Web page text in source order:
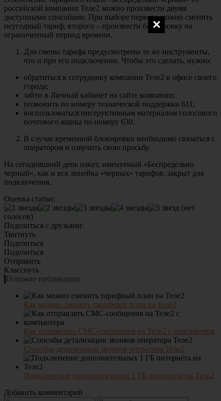
российской компании Теле2 можно произвести двумя
доступными способами. При выборе первого можно сменить
неугодный тариф, второго – произвести блокировку на
ограниченный период времени.
Для смены тарифа предусмотрены те же инструменты,
что и при его подключении. Чтобы это сделать, нужно:
обратиться к сотруднику компании Теле2 в офисе своего
города;
зайти в Личный кабинет на сайте компании;
позвонить по номеру технической поддержки 611;
воспользоваться инструктивным материалом голосового
почтового ящика по номеру 630.
В случае временной блокировки необходимо связаться с
оператором и озвучить свою просьбу.
На сегодняшний день пакет, именуемый «Беспредельно
черный», как и вся линейка «черных» тарифов, закрыт для
подключения.
Оценка статьи:
(нет
голосов)
Поделиться с друзьями:
Твитнуть
Поделиться
Поделиться
Отправить
Класснуть
Похожие публикации
Как можно сменить тарифный план на Теле2
Как отправлять СМС-сообщения на Теле2 с компьютера
Способы детализации звонков оператора Теле2
Подключение дополнительных 1 ГБ интернета на Теле2
Добавить комментарий